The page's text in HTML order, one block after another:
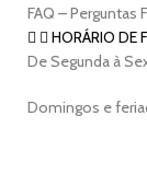
FAQ – Perguntas
HORÁRIO DE
De Segunda à
Domingos e